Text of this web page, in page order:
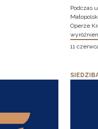
Podczas
Operze
11